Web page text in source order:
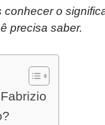
conhecer o
precisa saber.